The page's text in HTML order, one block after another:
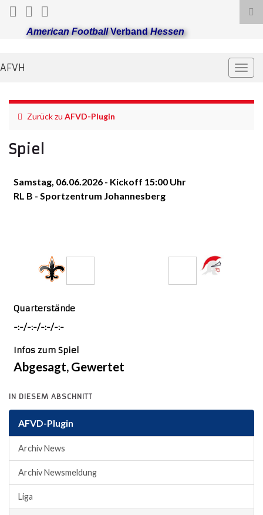
American FootballVerbandHessen
AFVH
Zurück zu AFVD-Plugin
Spiel
Samstag, 06.06.2026 - Kickoff 15:00 Uhr
RL B - Sportzentrum Johannesberg
Quarterstände
-:-/-:-/-:-/-:-
Infos zum Spiel
Abgesagt, Gewertet
IN DIESEM ABSCHNITT
AFVD-Plugin
Archiv News
Archiv Newsmeldung
Liga